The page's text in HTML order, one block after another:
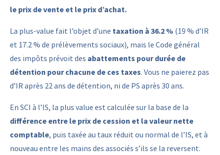
le prix de vente et le prix d’achat.
La plus-value fait l’objet d’une taxation à 36.2 % (19 % d’IR
et 17.2 % de prélèvements sociaux), mais le Code général
des impôts prévoit des abattements pour durée de
détention pour chacune de ces taxes. Vous ne paierez pas
d’IR après 22 ans de détention, ni de PS après 30 ans.
En SCI à l’IS, la plus value est calculée sur la base de la
différence entre le prix de cession et la valeur nette
comptable, puis taxée au taux réduit ou normal de l’IS, et à
nouveau entre les mains des associés s’ils se la reversent.